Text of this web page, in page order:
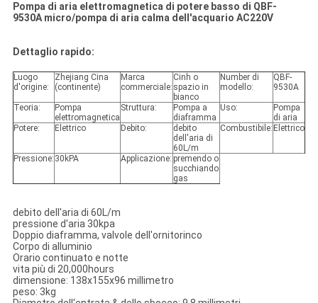
Pompa di aria elettromagnetica di potere basso di QBF-
9530A micro/pompa di aria calma dell'acquario AC220V
Dettaglio rapido:
Luogo
d'origine:
Zhejiang Cina
(continente)
Marca
commerciale:
Cinh o
spazio in
bianco
Number di
modello:
QBF-
9530A
Teoria:
Pompa
elettromagnetica
Struttura:
Pompa a
diaframma
Uso:
Pompa
di aria
Potere:
Elettrico Debito:
debito
dell'aria di
60L/m
Combustibile: Elettrico
Pressione: 30kPA Applicazione: premendo o
succhiando
gas
debito dell'aria di 60L/m
pressione d'aria 30kpa
Doppio diaframma, valvole dell'ornitorinco
Corpo di alluminio
Orario continuato e notte
vita più di 20,000hours
dimensione: 138x155x96 millimetro
peso: 3kg